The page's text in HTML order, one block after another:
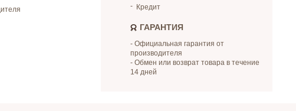
Кредит
ГАРАНТИЯ
- Официальная гарантия от
производителя
- Обмен или возврат товара в течение
14 дней